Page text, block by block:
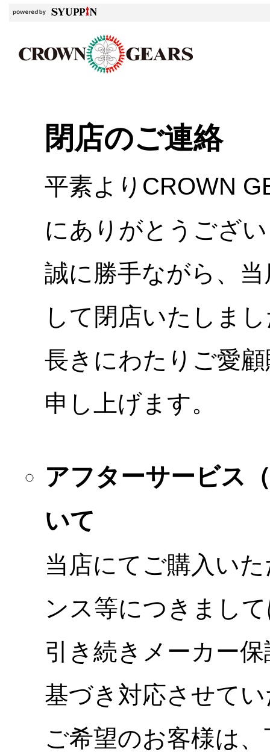
閉店のご連絡
平素よりCROWN
にありがとうござ
誠に勝手ながら、
して閉店いたしま
長きにわたりご愛
申し上げます。
アフターサービス
いて
当店にてご購入い
ンス等につきまし
引き続きメーカー
基づき対応させて
ご希望のお客様は